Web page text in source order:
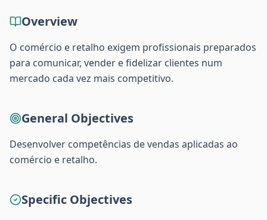
Overview
O comércio e retalho exigem profissionais preparados
para comunicar, vender e fidelizar clientes num
mercado cada vez mais competitivo.
General Objectives
Desenvolver competências de vendas aplicadas ao
comércio e retalho.
Specific Objectives